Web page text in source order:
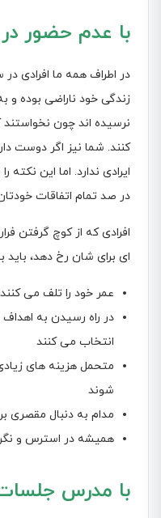
با عدم حضور
در اطراف همه ما افرادی
زندگی خود ناراضی بوده و
نرسیده اند چون
کنند. شما نیز اگر دوست
ایرادی ندارد. اما این
در صد تمام اتفاقات
افرادی که از کوچ گرفتن
ای برای شان رخ دهد، باید
عمر خود را تلف می کنند
در راه رسیدن به
انتخاب می کنند
متحمل هزینه های
شوند
مدام به دنبال
همیشه در استرس و
با مدرس